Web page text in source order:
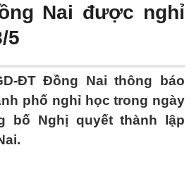
Nai được nghỉ
5
ĐT Đồng Nai thông báo
phố nghỉ học trong ngày
bố Nghị quyết thành lập